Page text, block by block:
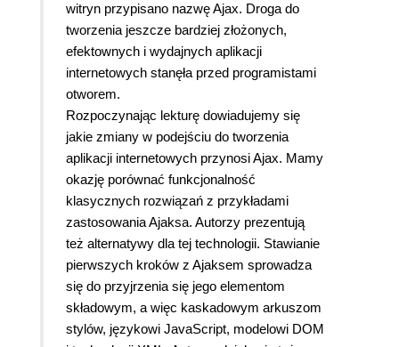
witryn przypisano nazwę Ajax. Droga do
tworzenia jeszcze bardziej złożonych,
efektownych i wydajnych aplikacji
internetowych stanęła przed programistami
otworem.
Rozpoczynając lekturę dowiadujemy się
jakie zmiany w podejściu do tworzenia
aplikacji internetowych przynosi Ajax. Mamy
okazję porównać funkcjonalność
klasycznych rozwiązań z przykładami
zastosowania Ajaksa. Autorzy prezentują
też alternatywy dla tej technologii. Stawianie
pierwszych kroków z Ajaksem sprowadza
się do przyjrzenia się jego elementom
składowym, a więc kaskadowym arkuszom
stylów, językowi JavaScript, modelowi DOM